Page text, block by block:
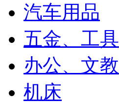
汽车用品
五金、工具
办公、文教
机床